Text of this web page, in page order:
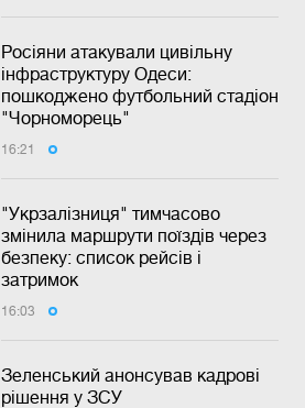
Росіяни атакували цивільну
інфраструктуру Одеси:
пошкоджено футбольний стадіон
"Чорноморець"
16:21
"Укрзалізниця" тимчасово
змінила маршрути поїздів через
безпеку: список рейсів і
затримок
16:03
Зеленський анонсував кадрові
рішення у ЗСУ